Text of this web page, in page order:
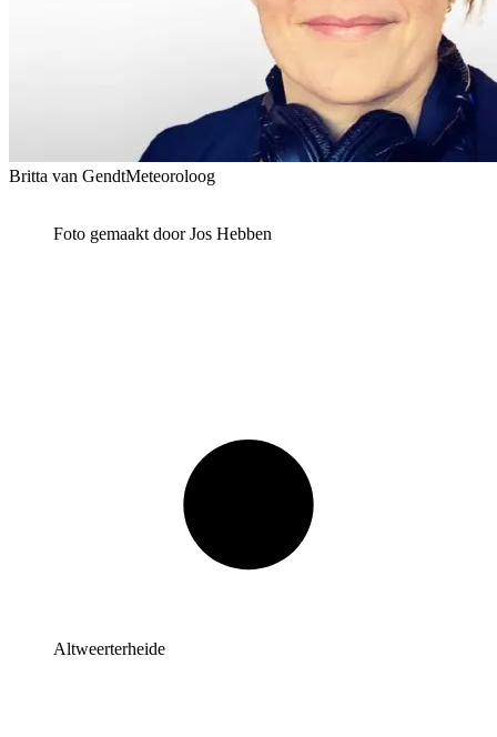
Britta van GendtMeteoroloog